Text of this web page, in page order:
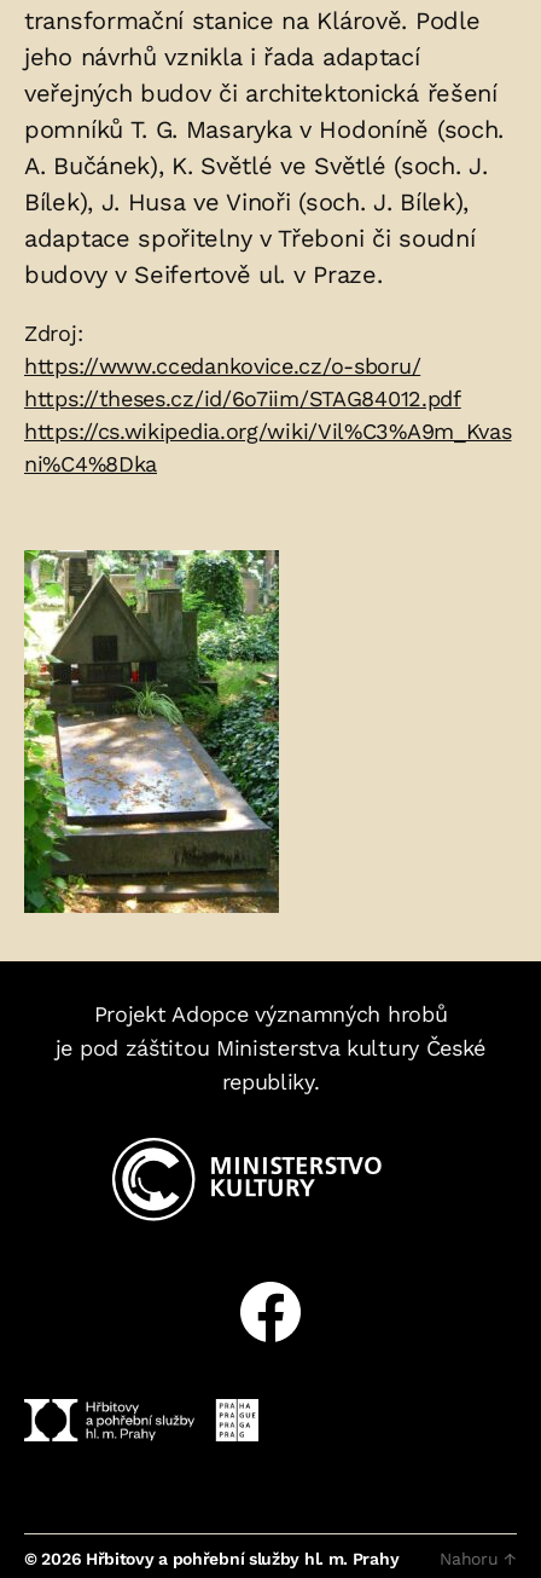
transformační stanice na Klárově. Podle
jeho návrhů vznikla i řada adaptací
veřejných budov či architektonická řešení
pomníků T. G. Masaryka v Hodoníně (soch.
A. Bučánek), K. Světlé ve Světlé (soch. J.
Bílek), J. Husa ve Vinoři (soch. J. Bílek),
adaptace spořitelny v Třeboni či soudní
budovy v Seifertově ul. v Praze.
Zdroje:
Zdroj:
https://www.ccedankovice.cz/o-sboru/
https://theses.cz/id/6o7iim/STAG84012.pdf
https://cs.wikipedia.org/wiki/Vil%C3%A9m_Kvas
ni%C4%8Dka
Fotogalerie:
Projekt Adopce významných hrobů
je pod záštitou Ministerstva kultury České
republiky.
Facebook
© 2026 Hřbitovy a pohřební služby hl. m. Prahy Nahoru ↑